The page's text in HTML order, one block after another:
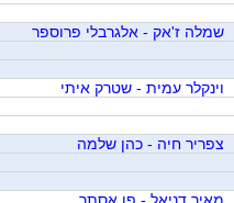
שמלה ז'אק - אלגרבלי פרוספר
וינקלר עמית - שטרק איתי
צפריר חיה - כהן שלמה
מאיר דניאל - פן אסתר